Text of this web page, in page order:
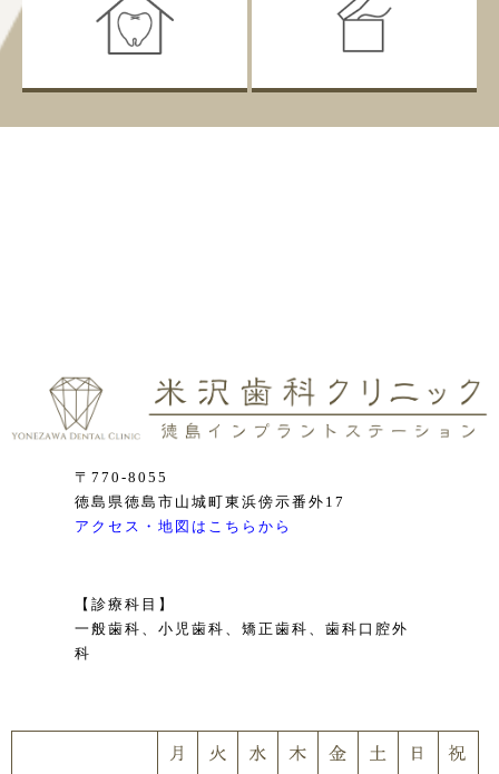
〒770-8055
徳島県徳島市山城町東浜傍示番外17
アクセス・地図はこちらから
【診療科目】
一般歯科、小児歯科、矯正歯科、歯科口腔外
科